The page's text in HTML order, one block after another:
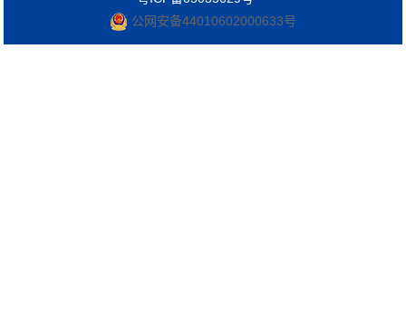
公网安备44010602000633号